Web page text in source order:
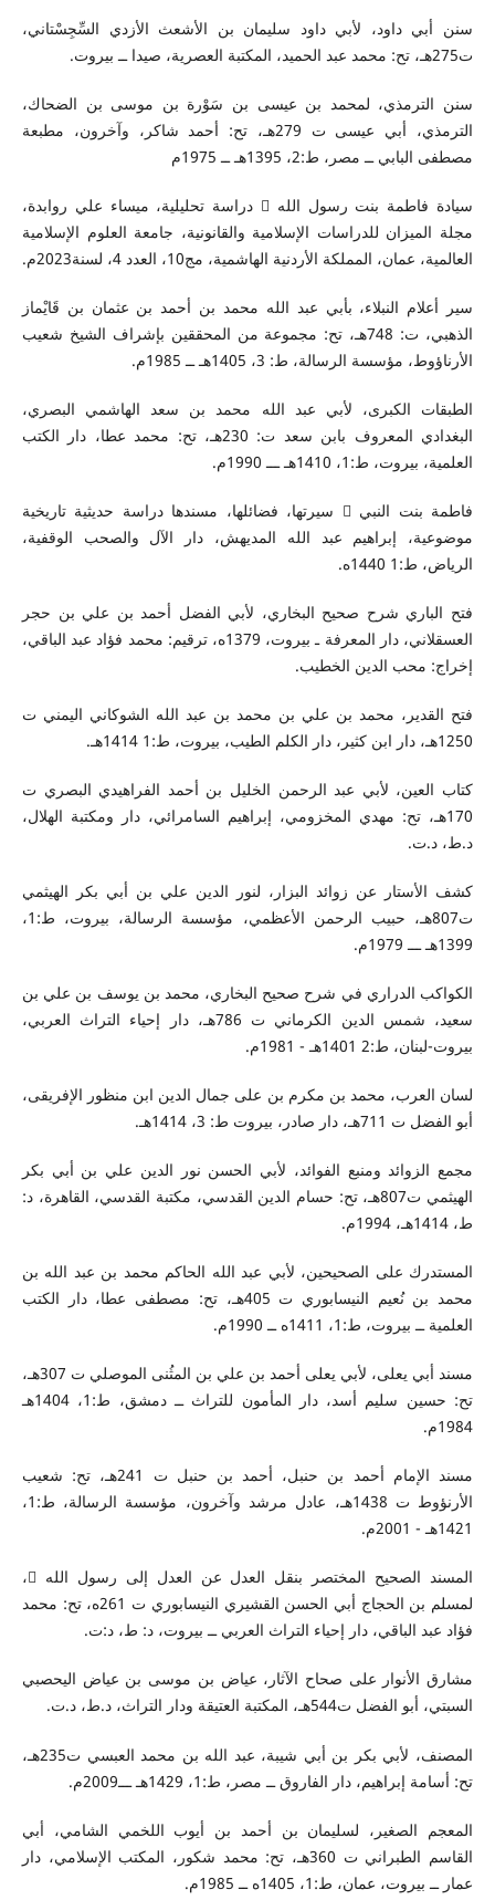
سنن أبي داود، لأبي داود سليمان بن الأشعث الأزدي السِّجِسْتاني،
ت275هـ، تح: محمد عبد الحميد، المكتبة العصرية، صيدا ــ بيروت.
سنن الترمذي، لمحمد بن عيسى بن سَوْرة بن موسى بن الضحاك،
الترمذي، أبي عيسى ت 279هـ، تح: أحمد شاكر، وآخرون، مطبعة
مصطفى البابي ــ مصر، ط:2، 1395هـ ــ 1975م
سيادة فاطمة بنت رسول الله  دراسة تحليلية، ميساء علي روابدة،
مجلة الميزان للدراسات الإسلامية والقانونية، جامعة العلوم الإسلامية
العالمية، عمان، المملكة الأردنية الهاشمية، مج10، العدد 4، لسنة2023م.
سير أعلام النبلاء، بأبي عبد الله محمد بن أحمد بن عثمان بن قَايْماز
الذهبي، ت: 748هـ، تح: مجموعة من المحققين بإشراف الشيخ شعيب
الأرناؤوط، مؤسسة الرسالة، ط: 3، 1405هـ ــ 1985م.
الطبقات الكبرى، لأبي عبد الله محمد بن سعد الهاشمي البصري،
البغدادي المعروف بابن سعد ت: 230هـ، تح: محمد عطا، دار الكتب
العلمية، بيروت، ط:1، 1410هـ ـــ 1990م.
فاطمة بنت النبي  سيرتها، فضائلها، مسندها دراسة حديثية تاريخية
موضوعية، إبراهيم عبد الله المديهش، دار الآل والصحب الوقفية،
الرياض، ط:1 1440ه.
فتح الباري شرح صحيح البخاري، لأبي الفضل أحمد بن علي بن حجر
العسقلاني، دار المعرفة ـ بيروت، 1379ه، ترقيم: محمد فؤاد عبد الباقي،
إخراج: محب الدين الخطيب.
فتح القدير، محمد بن علي بن محمد بن عبد الله الشوكاني اليمني ت
1250هـ، دار ابن كثير، دار الكلم الطيب، بيروت، ط:1 1414هـ.
كتاب العين، لأبي عبد الرحمن الخليل بن أحمد الفراهيدي البصري ت
170هـ، تح: مهدي المخزومي، إبراهيم السامرائي، دار ومكتبة الهلال،
د.ط، د.ت.
كشف الأستار عن زوائد البزار، لنور الدين علي بن أبي بكر الهيثمي
ت807هـ، حبيب الرحمن الأعظمي، مؤسسة الرسالة، بيروت، ط:1،
1399هـ ـــ 1979م.
الكواكب الدراري في شرح صحيح البخاري، محمد بن يوسف بن علي بن
سعيد، شمس الدين الكرماني ت 786هـ، دار إحياء التراث العربي،
بيروت-لبنان، ط:2 1401هـ - 1981م.
لسان العرب، محمد بن مكرم بن على جمال الدين ابن منظور الإفريقى،
أبو الفضل ت 711هـ، دار صادر، بيروت ط: 3، 1414هـ.
مجمع الزوائد ومنبع الفوائد، لأبي الحسن نور الدين علي بن أبي بكر
الهيثمي ت807هـ، تح: حسام الدين القدسي، مكتبة القدسي، القاهرة، د:
ط، 1414هـ، 1994م.
المستدرك على الصحيحين، لأبي عبد الله الحاكم محمد بن عبد الله بن
محمد بن نُعيم النيسابوري ت 405هـ، تح: مصطفى عطا، دار الكتب
العلمية ــ بيروت، ط:1، 1411ه ــ 1990م.
مسند أبي يعلى، لأبي يعلى أحمد بن علي بن المثُنى الموصلي ت 307هـ،
تح: حسين سليم أسد، دار المأمون للتراث ــ دمشق، ط:1، 1404هـ
1984م.
مسند الإمام أحمد بن حنبل، أحمد بن حنبل ت 241هـ، تح: شعيب
الأرنؤوط ت 1438هـ، عادل مرشد وآخرون، مؤسسة الرسالة، ط:1،
1421هـ - 2001م.
المسند الصحيح المختصر بنقل العدل عن العدل إلى رسول الله ،
لمسلم بن الحجاج أبي الحسن القشيري النيسابوري ت 261ه، تح: محمد
فؤاد عبد الباقي، دار إحياء التراث العربي ــ بيروت، د: ط، د:ت.
مشارق الأنوار على صحاح الآثار، عياض بن موسى بن عياض اليحصبي
السبتي، أبو الفضل ت544هـ، المكتبة العتيقة ودار التراث، د.ط، د.ت.
المصنف، لأبي بكر بن أبي شيبة، عبد الله بن محمد العبسي ت235هـ،
تح: أسامة إبراهيم، دار الفاروق ــ مصر، ط:1، 1429هـ ـــ2009م.
المعجم الصغير، لسليمان بن أحمد بن أيوب اللخمي الشامي، أبي
القاسم الطبراني ت 360هـ، تح: محمد شكور، المكتب الإسلامي، دار
عمار ــ بيروت، عمان، ط:1، 1405ه ــ 1985م.